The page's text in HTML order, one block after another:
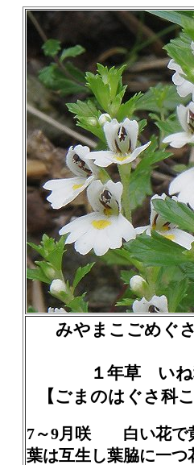
みやまこごめぐ
１年草 いね
【ごまのはぐさ科
7～9月咲 白い花で
葉は互生し葉脇に一つ